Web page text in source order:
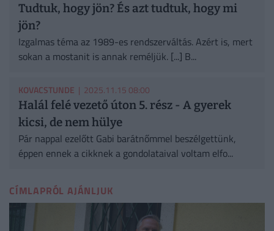
Tudtuk, hogy jön? És azt tudtuk, hogy mi
jön?
Izgalmas téma az 1989-es rendszerváltás. Azért is, mert
sokan a mostanit is annak reméljük. [...] B...
KOVACSTUNDE | 2025.11.15 08:00
Halál felé vezető úton 5. rész - A gyerek
kicsi, de nem hülye
Pár nappal ezelőtt Gabi barátnőmmel beszélgettünk,
éppen ennek a cikknek a gondolataival voltam elfo...
CÍMLAPRÓL AJÁNLJUK